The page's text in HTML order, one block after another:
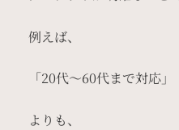
例えば、
「20代〜60代まで対応」
よりも、